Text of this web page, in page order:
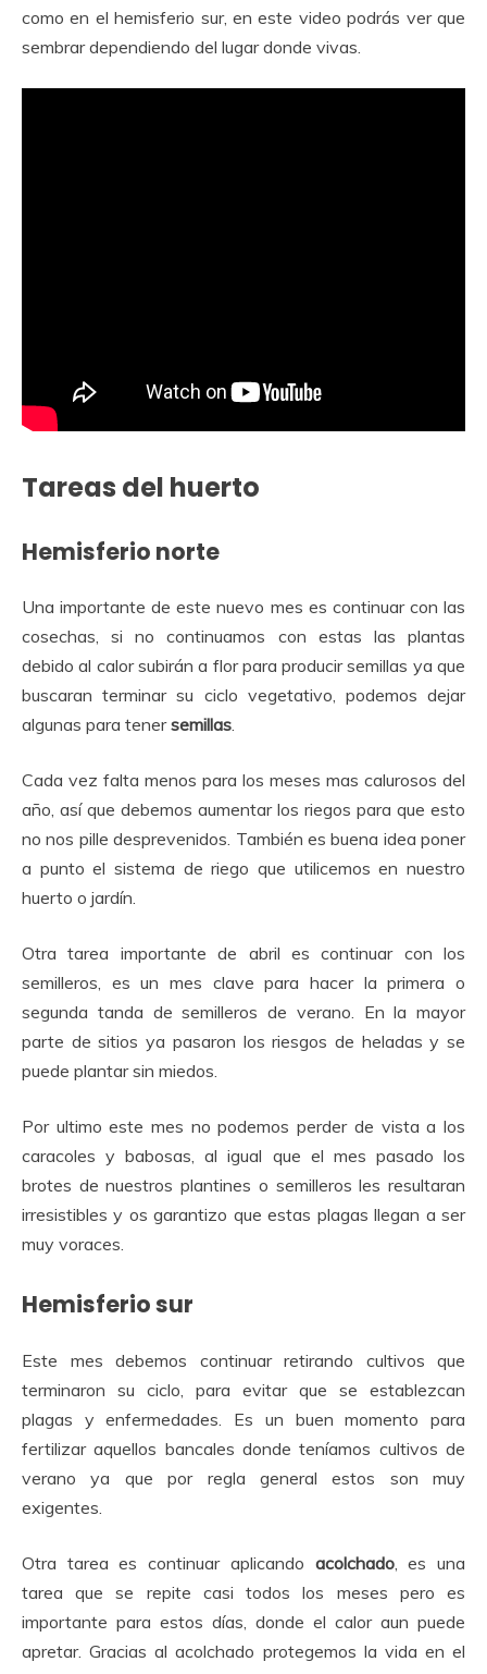
como en el hemisferio sur, en este video podrás ver que
sembrar dependiendo del lugar donde vivas.
Tareas del huerto
Hemisferio norte
Una importante de este nuevo mes es continuar con las
cosechas, si no continuamos con estas las plantas
debido al calor subirán a flor para producir semillas ya que
buscaran terminar su ciclo vegetativo, podemos dejar
algunas para tenersemillas.
Cada vez falta menos para los meses mas calurosos del
año, así que debemos aumentar los riegos para que esto
no nos pille desprevenidos. También es buena idea poner
a punto el sistema de riego que utilicemos en nuestro
huerto o jardín.
Otra tarea importante de abril es continuar con los
semilleros, es un mes clave para hacer la primera o
segunda tanda de semilleros de verano. En la mayor
parte de sitios ya pasaron los riesgos de heladas y se
puede plantar sin miedos.
Por ultimo este mes no podemos perder de vista a los
caracoles y babosas, al igual que el mes pasado los
brotes de nuestros plantines o semilleros les resultaran
irresistibles y os garantizo que estas plagas llegan a ser
muy voraces.
Hemisferio sur
Este mes debemos continuar retirando cultivos que
terminaron su ciclo, para evitar que se establezcan
plagas y enfermedades. Es un buen momento para
fertilizar aquellos bancales donde teníamos cultivos de
verano ya que por regla general estos son muy
exigentes.
Otra tarea es continuar aplicando acolchado, es una
tarea que se repite casi todos los meses pero es
importante para estos días, donde el calor aun puede
apretar. Gracias al acolchado protegemos la vida en el